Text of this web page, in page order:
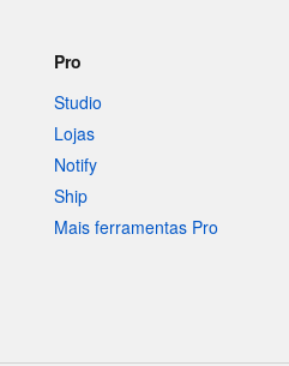
Pro
Studio
Lojas
Notify
Ship
Mais ferramentas Pro